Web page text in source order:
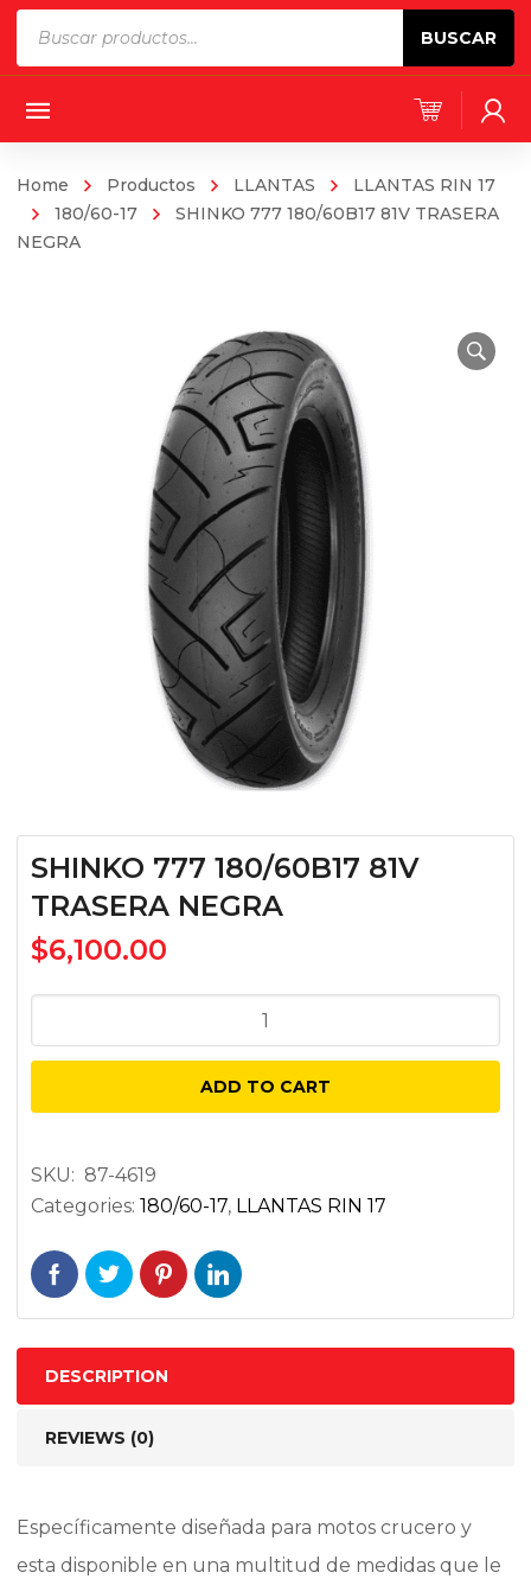
BUSCAR
Home Productos LLANTAS
LLANTAS RIN 17
180/60-17
SHINKO 777 180/60B17 81V TRASERA
NEGRA
SHINKO 777 180/60B17 81V
TRASERA NEGRA
$6,100.00
777
81V
NEGRA
quantity
ADD TO CART
SKU: 87-4619
Categories: 180/60-17, LLANTAS RIN 17
DESCRIPTION
REVIEWS (0)
Específicamente diseñada para motos crucero y
esta disponible en una multitud de medidas que le